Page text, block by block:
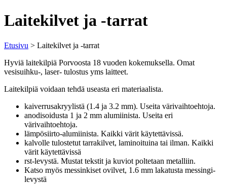
Laitekilvet ja -tarrat
Etusivu > Laitekilvet ja -tarrat
Hyviä laitekilpiä Porvoosta 18 vuoden kokemuksella. Omat
vesisuihku-, laser- tulostus yms laitteet.
Laitekilpiä voidaan tehdä useasta eri materiaalista.
kaiverrusakryylistä (1.4 ja 3.2 mm). Useita värivaihtoehtoja.
anodisoidusta 1 ja 2 mm alumiinista. Useita eri
värivaihtoehtoja.
lämpösiirto-alumiinista. Kaikki värit käytettävissä.
kalvolle tulostetut tarrakilvet, laminoituina tai ilman. Kaikki
värit käytettävissä
rst-levystä. Mustat tekstit ja kuviot poltetaan metalliin.
Katso myös messinkiset ovilvet, 1.6 mm lakatusta messingi-
levystä